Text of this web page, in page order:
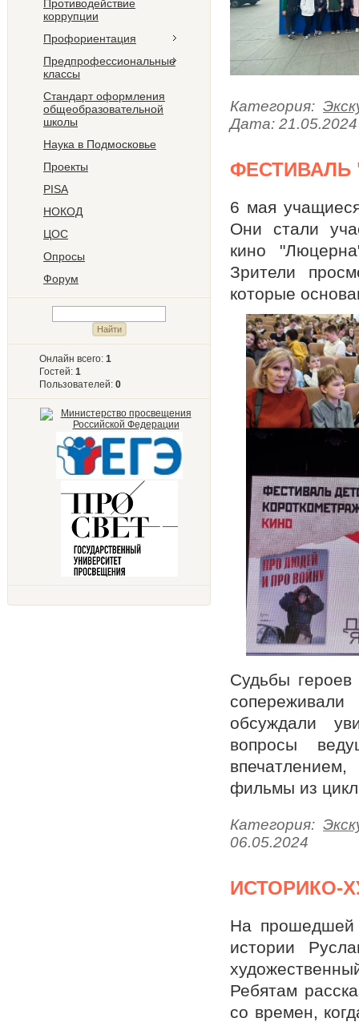
Противодействие
коррупции
Профориентация
Предпрофессиональные
классы
Стандарт оформления
общеобразовательной
школы
Наука в Подмосковье
Проекты
PISA
НОКОД
ЦОС
Опросы
Форум
Онлайн всего: 1
Гостей: 1
Пользователей: 0
Категория:
Дата: 21.05.2024
6 мая
Они стали
кино
Зрители
которые
Судьбы
обсуждали
вопросы
фильмы из
Категория:
06.05.2024
ИСТОРИКО-
На прошедшей
истории
Ребятам
со времен,